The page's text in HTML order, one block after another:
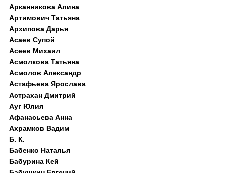
Арканникова Алина
Артимович Татьяна
Архипова Дарья
Асаев Супой
Асеев Михаил
Асмолкова Татьяна
Асмолов Александр
Астафьева Ярослава
Астрахан Дмитрий
Ауг Юлия
Афанасьева Анна
Ахрамков Вадим
Б. К.
Бабенко Наталья
Бабурина Кей